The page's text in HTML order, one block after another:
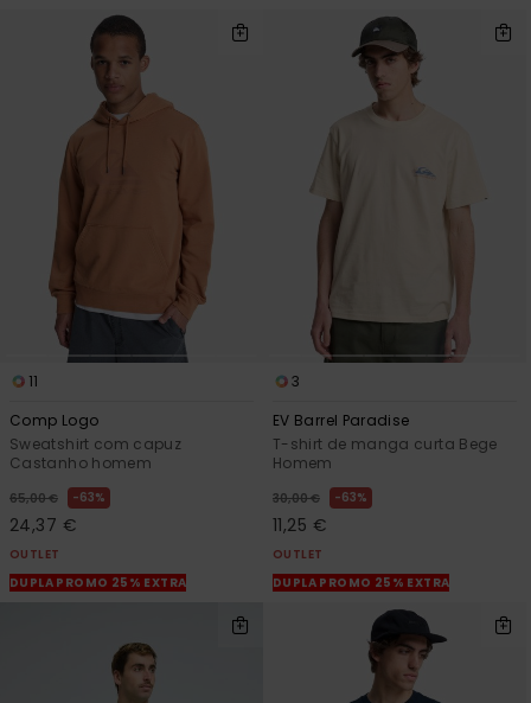
11
Comp Logo
Sweatshirt com capuz
Castanho homem
65,00 € 63%
24,37 €
OUTLET
DUPLA PROMO 25% EXTRA
3
EV Barrel Paradise
T-shirt de manga curta Bege
Homem
30,00 € 63%
11,25 €
OUTLET
DUPLA PROMO 25% EXTRA